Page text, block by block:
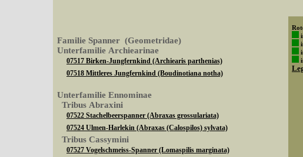
Familie Spanner (Geometridae)
Unterfamilie Archiearinae
07517 Birken-Jungfernkind (Archiearis parthenias)
07518 Mittleres Jungfernkind (Boudinotiana notha)
Unterfamilie Ennominae
Tribus Abraxini
07522 Stachelbeerspanner (Abraxas grossulariata)
07524 Ulmen-Harlekin (Abraxas (Calospilos) sylvata)
Tribus Cassymini
07527 Vogelschmeiss-Spanner (Lomaspilis marginata)